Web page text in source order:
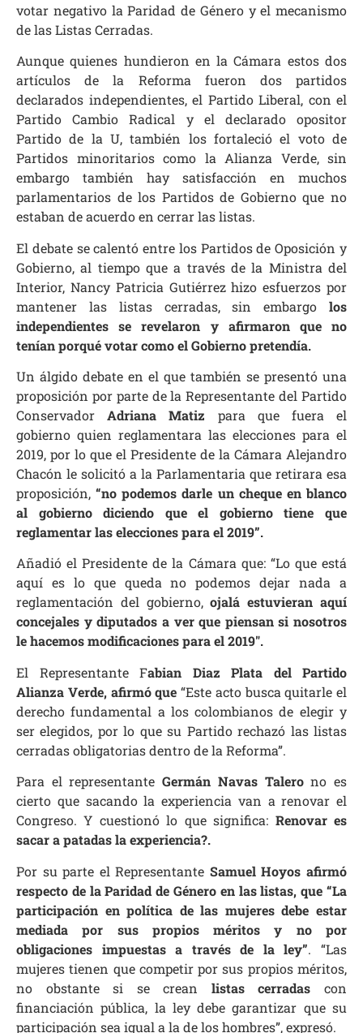
votar negativo la Paridad de Género y el mecanismo
de las Listas Cerradas.
Aunque quienes hundieron en la Cámara estos dos
artículos de la Reforma fueron dos partidos
declarados independientes, el Partido Liberal, con el
Partido Cambio Radical y el declarado opositor
Partido de la U, también los fortaleció el voto de
Partidos minoritarios como la Alianza Verde, sin
embargo también hay satisfacción en muchos
parlamentarios de los Partidos de Gobierno que no
estaban de acuerdo en cerrar las listas.
El debate se calentó entre los Partidos de Oposición y
Gobierno, al tiempo que a través de la Ministra del
Interior, Nancy Patricia Gutiérrez hizo esfuerzos por
mantener las listas cerradas, sin embargo los
independientes se revelaron y afirmaron que no
tenían porqué votar como el Gobierno pretendía.
Un álgido debate en el que también se presentó una
proposición por parte de la Representante del Partido
ConservadorAdriana Matiz para que fuera el
gobierno quien reglamentara las elecciones para el
2019, por lo que el Presidente de la Cámara Alejandro
Chacón le solicitó a la Parlamentaria que retirara esa
proposición, “no podemos darle un cheque en blanco
al gobierno diciendo que el gobierno tiene que
reglamentar las elecciones para el 2019”.
Añadió el Presidente de la Cámara que: “Lo que está
aquí es lo que queda no podemos dejar nada a
reglamentación del gobierno,ojalá estuvieran aquí
concejales y diputados a ver que piensan si nosotros
le hacemos modificaciones para el 2019″.
El Representante Fabian Diaz Plata del Partido
Alianza Verde, afirmó que “Este acto busca quitarle el
derecho fundamental a los colombianos de elegir y
ser elegidos, por lo que su Partido rechazó las listas
cerradas obligatorias dentro de la Reforma”.
Para el representanteGermán Navas Talerono es
cierto que sacando la experiencia van a renovar el
Congreso. Y cuestionó lo que significa: Renovar es
sacar a patadas la experiencia?.
Por su parte el Representante Samuel Hoyos afirmó
respecto de la Paridad de Género en las listas, que “La
participación en política de las mujeres debe estar
mediada por sus propios méritos y no por
obligaciones impuestas a través de la ley”. “Las
mujeres tienen que competir por sus propios méritos,
no obstante si se crean listas cerradas con
financiación pública, la ley debe garantizar que su
participación sea igual a la de los hombres”, expresó.